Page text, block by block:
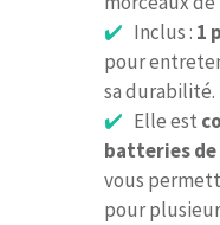
Inclus : 1
pour
sa durabilité.
Elle est
batteries de
vous
pour